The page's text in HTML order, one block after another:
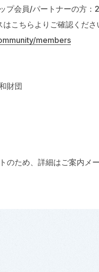
プ会員/パートナーの方：
こちらよりご確認くださ
members
財団
のため、詳細はご案内メ